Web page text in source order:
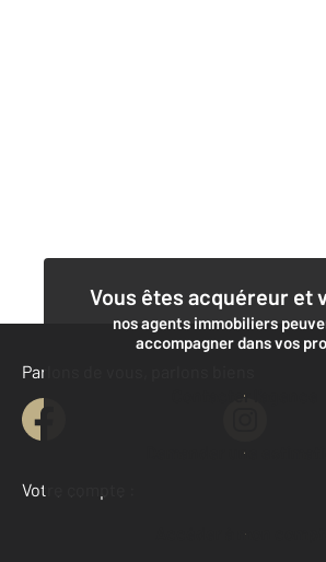
Vous êtes acquéreur et
nos agents immobiliers
accompagner dans vos
Contacter l'agence
Demander une
Parlons de vous, parlons biens
Votre compte :
Accéder à mon compte